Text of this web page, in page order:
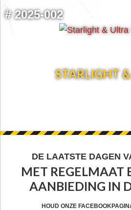
#2025-002
STARLIGHT
FOOTER
WIDGET
HEADER
DE LAATSTE DAGEN
MET REGELMAAT
AANBIEDING IN
HOUD ONZE